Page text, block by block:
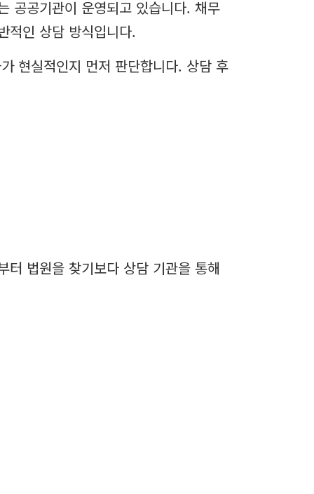
공공기관이 운영되고 있습니다. 채무
적인 상담 방식입니다.
현실적인지 먼저 판단합니다. 상담 후
터 법원을 찾기보다 상담 기관을 통해